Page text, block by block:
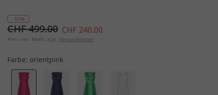
- 51%
CHF 499.00 CHF 240.00
Preis inkl. MwSt. zzgl. Versandkosten
Farbe: orientpink